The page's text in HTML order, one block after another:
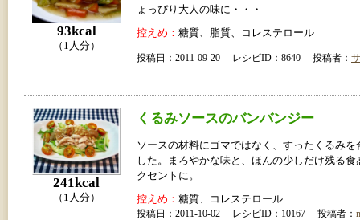
93kcal
（1人分）
ょっぴり大人の味に・・・
控えめ： 糖質、脂質、コレステロール
投稿日：2011-09-20 レシピID：8640 投稿者：
241kcal
（1人分）
くるみソースのバンバンジー
ソースの材料にゴマではなく、すったくるみを
した。まろやかな味と、ほんの少しだけ残る食
クセントに。
控えめ： 糖質、コレステロール
投稿日：2011-10-02 レシピID：10167 投稿者：